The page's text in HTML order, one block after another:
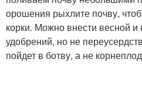
орошения рыхлите почву,
корки. Можно внести весной и
удобрений, но не
пойдет в ботву, а не